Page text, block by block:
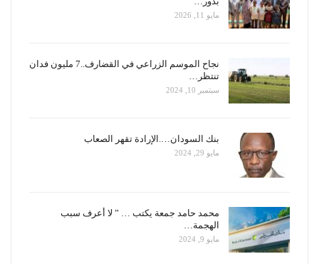
مايو 11, 2026
نجاح الموسم الزراعي في القضارف..7 مليون فدان
تنتظر…
سبتمبر 10, 2024
بنك السودان….الإرادة تقهر الصعاب
مايو 29, 2024
محمد حامد جمعة يكتب … ” لا أعرف سبب
الهجمة…
مايو 9, 2024